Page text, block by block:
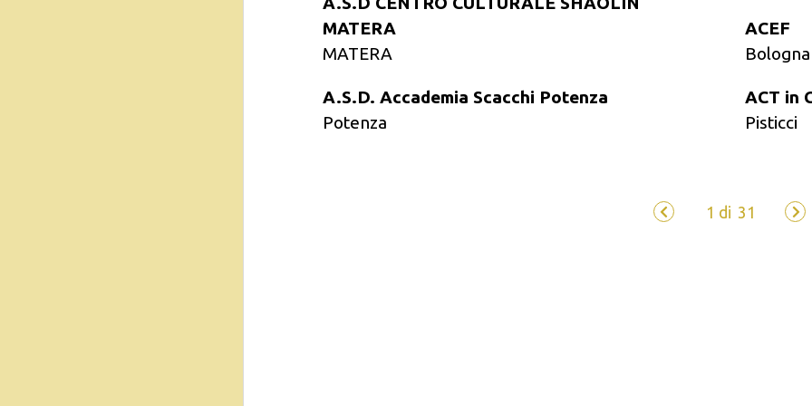
MATERA
MATERA
A.S.D. Accademia Scacchi Potenza
Potenza
ACEF
Bologna
ACT in
Pisticci